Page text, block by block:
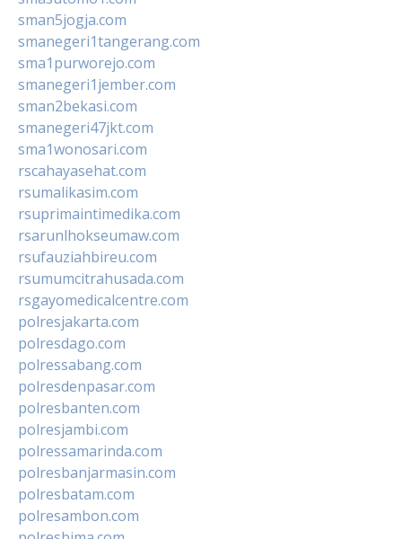
sman5jogja.com
smanegeri1tangerang.com
sma1purworejo.com
smanegeri1jember.com
sman2bekasi.com
smanegeri47jkt.com
sma1wonosari.com
rscahayasehat.com
rsumalikasim.com
rsuprimaintimedika.com
rsarunlhokseumaw.com
rsufauziahbireu.com
rsumumcitrahusada.com
rsgayomedicalcentre.com
polresjakarta.com
polresdago.com
polressabang.com
polresdenpasar.com
polresbanten.com
polresjambi.com
polressamarinda.com
polresbanjarmasin.com
polresbatam.com
polresambon.com